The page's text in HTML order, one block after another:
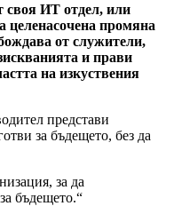
своя ИТ отдел, или
целенасочена промяна
от служители,
и прави
на изкуствения
представи
за бъдещето, без да
за да
бъдещето.“